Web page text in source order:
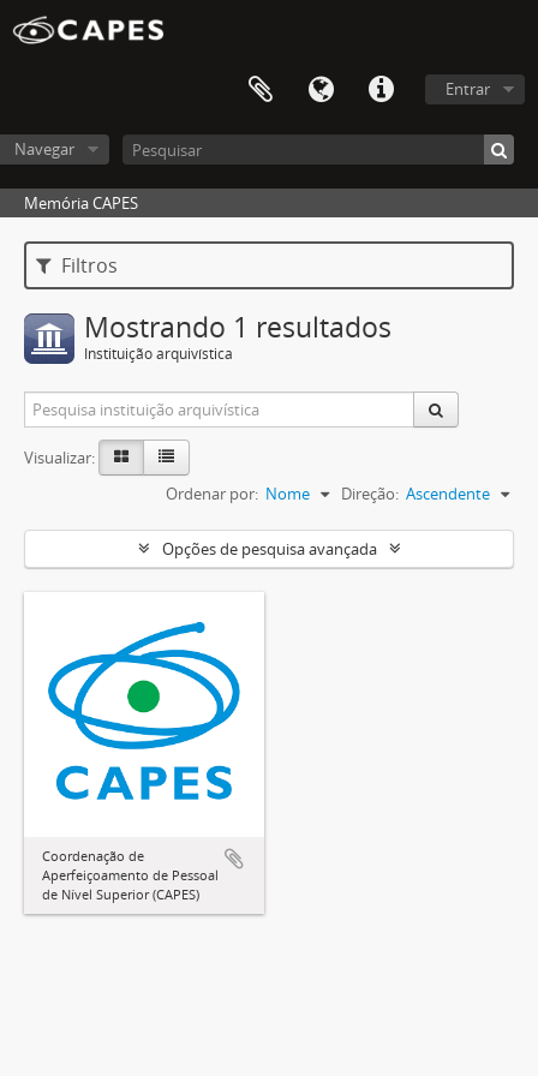
Entrar
Navegar
Memória CAPES
Filtros
Mostrando 1 resultados
Instituição arquivística
Visualizar:
Ordenar por: Nome Direção: Ascendente
Opções de pesquisa avançada
Coordenação de
Aperfeiçoamento de Pessoal
de Nível Superior (CAPES)